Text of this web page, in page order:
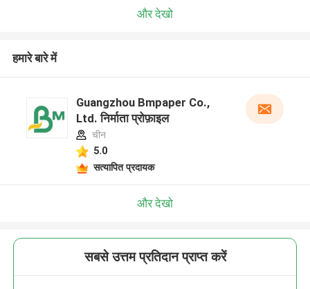
और देखो
हमारे बारे में
Guangzhou Bmpaper Co.,
Ltd. निर्माता प्रोफ़ाइल
चीन
5.0
सत्यापित प्रदायक
और देखो
सबसे उत्तम प्रतिदान प्राप्त करें